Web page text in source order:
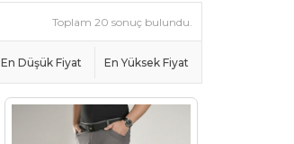
Toplam 20 sonuç bulundu.
En Düşük Fiyat En Yüksek Fiyat